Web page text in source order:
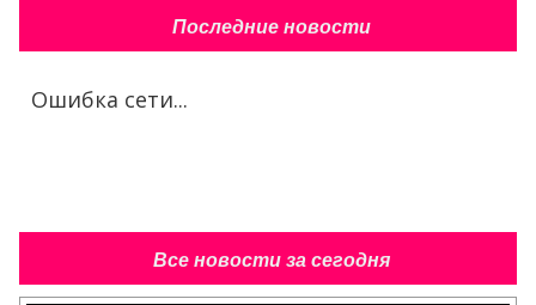
Последние новости
Ошибка сети...
Все новости за сегодня